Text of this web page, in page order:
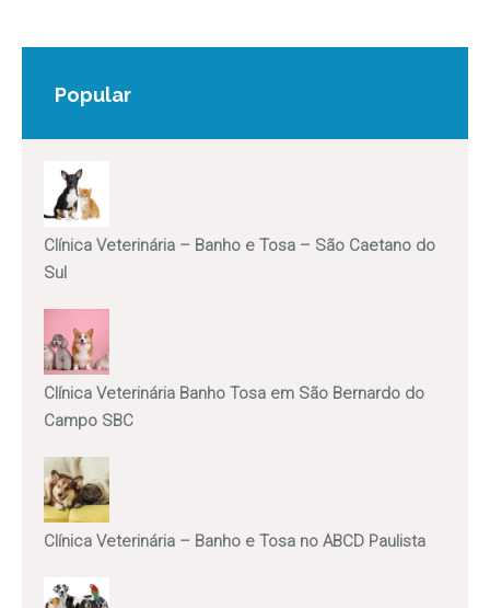
Popular
Clínica Veterinária – Banho e Tosa – São Caetano do
Sul
Clínica Veterinária Banho Tosa em São Bernardo do
Campo SBC
Clínica Veterinária – Banho e Tosa no ABCD Paulista